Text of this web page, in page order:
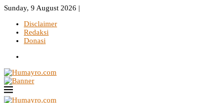
Sunday, 9 August 2026 |
Disclaimer
Redaksi
Donasi